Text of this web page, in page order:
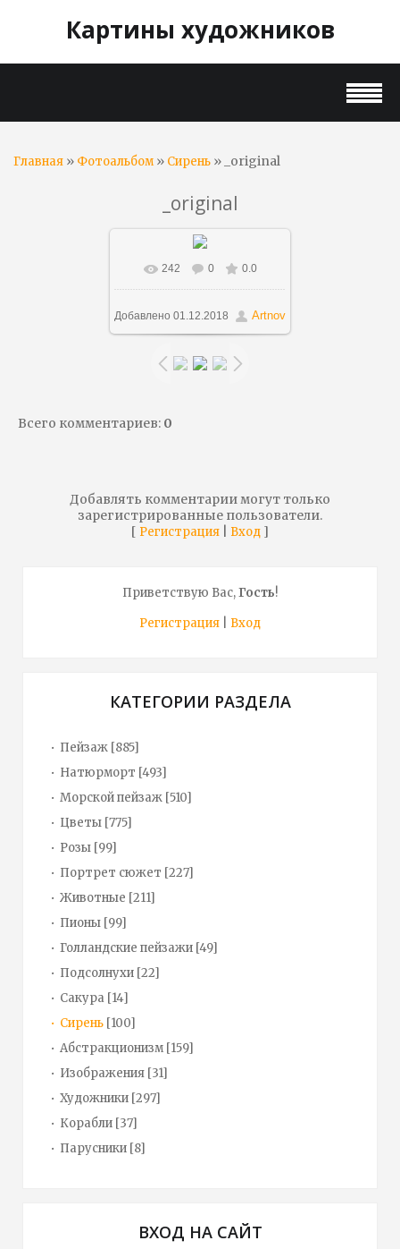
Картины художников
Главная » Фотоальбом» Сирень » _original
_original
В реальном размере
1080x840 / 249.0Kb
242 0 0.0
Добавлено 01.12.2018 Artnov
Всего комментариев: 0
Добавлять комментарии могут только
зарегистрированные пользователи.
[ Регистрация Вход ]
Приветствую Вас,Гость!
Регистрация
Вход
КАТЕГОРИИ РАЗДЕЛА
Пейзаж [885]
Натюрморт [493]
Морской пейзаж [510]
Цветы [775]
Розы [99]
Портрет сюжет [227]
Животные [211]
Пионы [99]
Голландские пейзажи [49]
Подсолнухи [22]
Сакура [14]
Сирень [100]
Абстракционизм [159]
Изображения [31]
Художники [297]
Корабли [37]
Парусники [8]
ВХОД НА САЙТ